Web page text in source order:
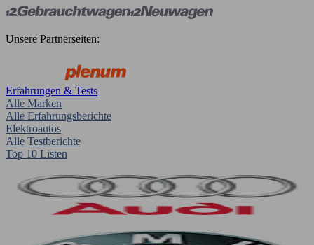
Unsere Partnerseiten:
Erfahrungen & Tests
Alle Marken
Alle Erfahrungsberichte
Elektroautos
Alle Testberichte
Top 10 Listen